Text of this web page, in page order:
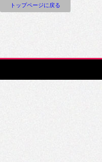
トップページに戻る